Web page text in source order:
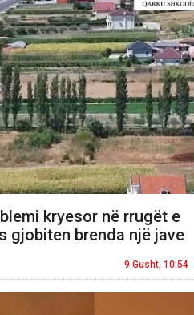
kryesor në rrugët e
gjobiten brenda një jave
9 Gusht, 10:54